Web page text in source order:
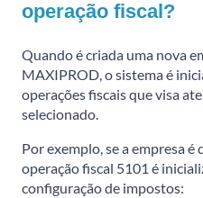
operação fiscal?
Quando é criada uma nova
MAXIPROD, o sistema é
operações fiscais que visa
selecionado.
Por exemplo, se a empresa é
operação fiscal 5101 é
configuração de impostos: